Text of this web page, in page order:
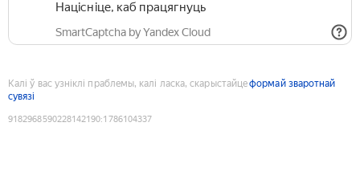
Націсніце, каб працягнуць
SmartCaptcha by Yandex Cloud
Калі ў вас узніклі праблемы, калі ласка, скарыстайцеформай зваротнай
сувязі
9182968590228142190:1786104337